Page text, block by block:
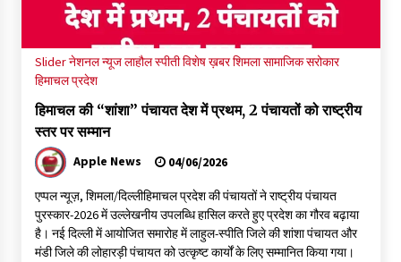
बड़ी ख़बर – अनुबंध कर्मचारियों को बैक डेट से नहीं मिलेगा नियमितीकरण,
शिक्षा निदेशालय ने जारी किया स्पष्टीकरण
05/08/2026
देहरा पुलिस की बड़ी कार्रवाई- 90 लाख नकद और 2 करोड़के सोने के
05/08/2026
पिंजौर-बद्दी फोरलेन परियोजना को मिली बड़ी गति, 378.48 करोड़ की लागत
से बैलेंस कार्य का अवार्ड जारी : हर्ष महाजन
05/08/2026
Sliderनेशनल न्यूजलाहौल स्पीतीविशेष ख़बरशिमलासामाजिक सरोकार
हिमाचल प्रदेश
हिमाचल की “शांशा” पंचायत देश में प्रथम, 2 पंचायतों को राष्ट्रीय
स्तर पर सम्मान
Apple News 04/06/2026
एप्पल न्यूज़, शिमला/दिल्लीहिमाचल प्रदेश की पंचायतों ने राष्ट्रीय पंचायत
पुरस्कार-2026 में उल्लेखनीय उपलब्धि हासिल करते हुए प्रदेश का गौरव बढ़ाया
है। नई दिल्ली में आयोजित समारोह में लाहुल-स्पीति जिले की शांशा पंचायत और
मंडी जिले की लोहारड़ी पंचायत को उत्कृष्ट कार्यों के लिए सम्मानित किया गया।